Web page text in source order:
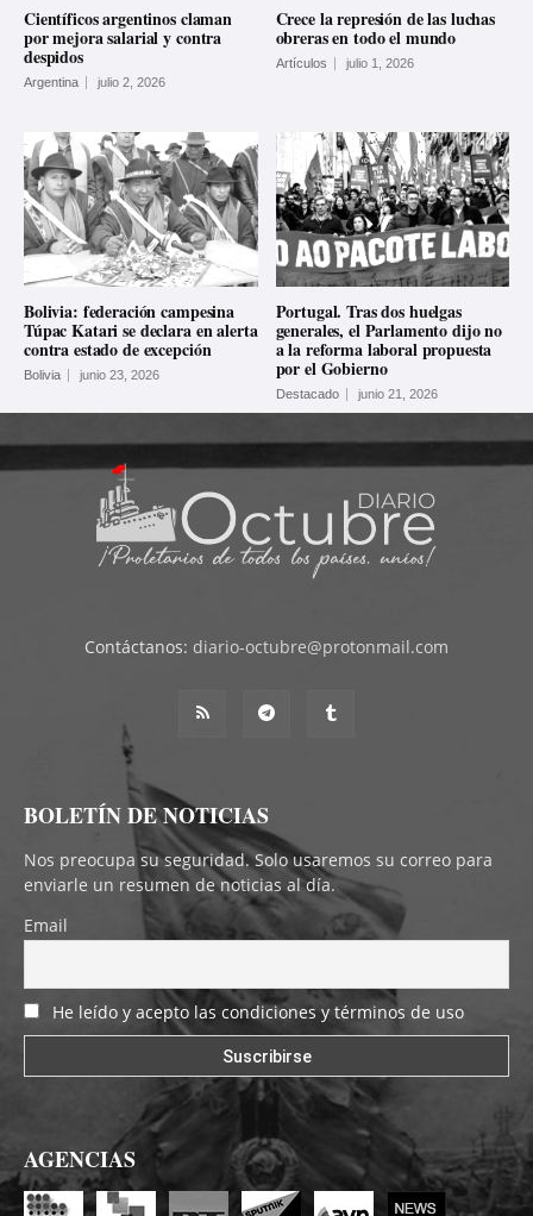
Científicos argentinos claman
por mejora salarial y contra
despidos
Argentina julio 2, 2026
Crece la represión de las luchas
obreras en todo el mundo
Artículos julio 1, 2026
Bolivia: federación campesina
Túpac Katari se declara en alerta
contra estado de excepción
Bolivia junio 23, 2026
Portugal. Tras dos huelgas
generales, el Parlamento dijo no
a la reforma laboral propuesta
por el Gobierno
Destacado junio 21, 2026
Contáctanos: diario-octubre@protonmail.com
BOLETÍN DE NOTICIAS
Nos preocupa su seguridad. Solo usaremos su correo para
enviarle un resumen de noticias al día.
Email
He leído y acepto las condiciones y términos de uso
AGENCIAS